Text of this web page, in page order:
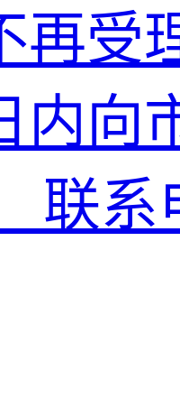
再受
内向
系